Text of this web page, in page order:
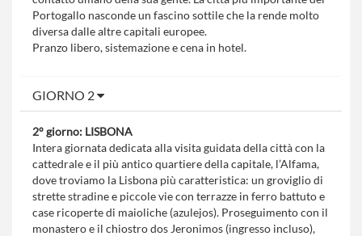
Portogallo nasconde un fascino sottile che la rende molto
diversa dalle altre capitali europee.
Pranzo libero, sistemazione e cena in hotel.
GIORNO 2
2° giorno: LISBONA
Intera giornata dedicata alla visita guidata della città con la
cattedrale e il più antico quartiere della capitale, l’Alfama,
dove troviamo la Lisbona più caratteristica: un groviglio di
strette stradine e piccole vie con terrazze in ferro battuto e
case ricoperte di maioliche (azulejos). Proseguimento con il
monastero e il chiostro dos Jeronimos (ingresso incluso),